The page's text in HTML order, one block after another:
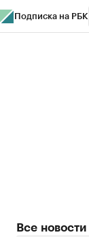
Подписка на РБК
Все новости